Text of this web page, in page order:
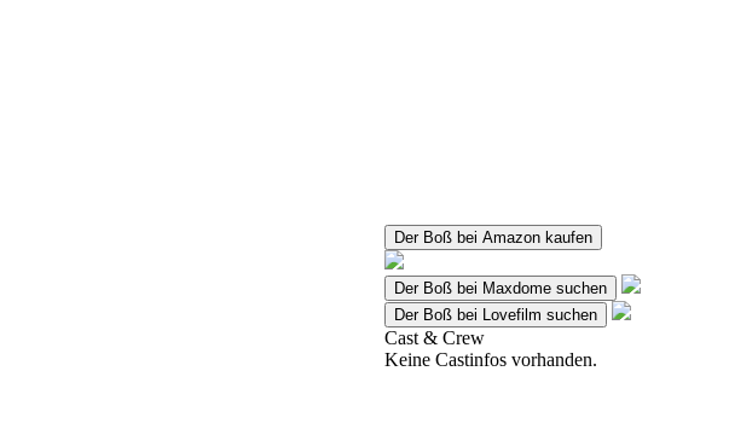
Der Boß bei Amazon kaufen
Der Boß bei Maxdome suchen
Der Boß bei Lovefilm suchen
Cast & Crew
Keine Castinfos vorhanden.